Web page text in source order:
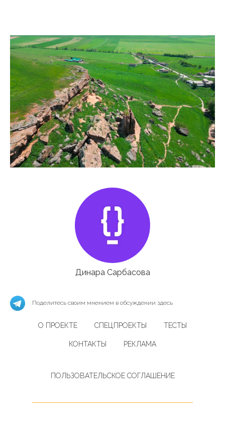
Динара Сарбасова
Поделитесь своим мнением в обсуждении здесь
О ПРОЕКТЕ СПЕЦПРОЕКТЫ ТЕСТЫ
КОНТАКТЫ РЕКЛАМА
ПОЛЬЗОВАТЕЛЬСКОЕ СОГЛАШЕНИЕ